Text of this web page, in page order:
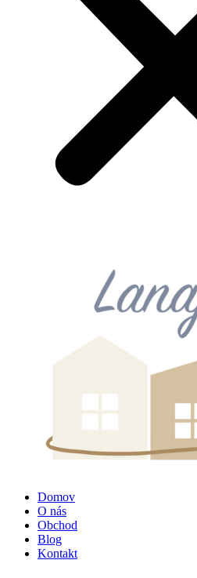
Domov
O nás
Obchod
Blog
Kontakt